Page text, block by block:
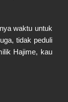
waktu untuk
tidak peduli
Hajime, kau